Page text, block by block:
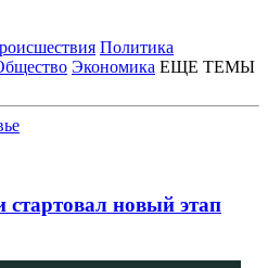
Политика
Экономика ЕЩЕ ТЕМЫ
новый этап